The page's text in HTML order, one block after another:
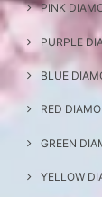
PINK
PURPLE
BLUE
RED
GREEN
YELLOW